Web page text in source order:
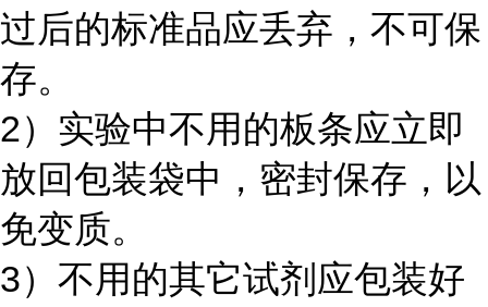
过后的标准品应丢弃，不可保
存。
2）实验中不用的板条应立即
放回包装袋中，密封保存，以
免变质。
3）不用的其它试剂应包装好